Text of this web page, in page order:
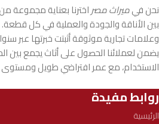
نحن فيميراث مصراخترنا بعناية مجموعة
بين الأناقة والجودة والعملية في كل
وعلامات تجارية موثوقة أثبتت خبرتها عبر
يضمن لعملائنا الحصول على أثاث يجمع بين
الاستخدام، مع عمر افتراضي طويل
روابط مفيدة
الرئيسية